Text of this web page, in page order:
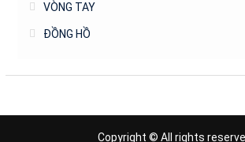
VÒNG TAY
ĐỒNG HỒ
Copyright © All rights